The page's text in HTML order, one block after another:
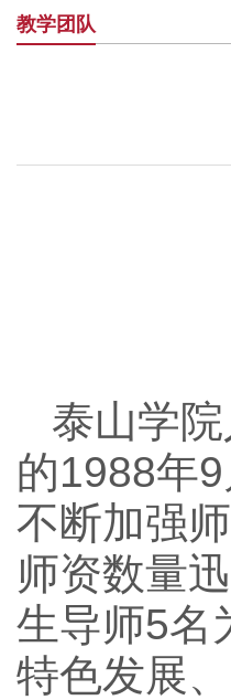
教学团队
泰山学
的1988年
不断加强
师资数量
生导师5名
特色发展